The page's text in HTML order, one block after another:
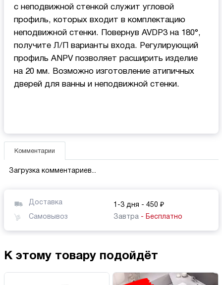
с неподвижной стенкой служит угловой
профиль, которых входит в комплектацию
неподвижной стенки. Повернув AVDP3 на 180°,
получите Л/П варианты входа. Регулирующий
профиль ANPV позволяет расширить изделие
на 20 мм. Возможно изготовление атипичных
дверей для ванны и неподвижной стенки.
Комментарии
Загрузка комментариев...
Доставка 1-3 дня - 450 ₽
Самовывоз
Завтра - Бесплатно
К этому товару подойдёт